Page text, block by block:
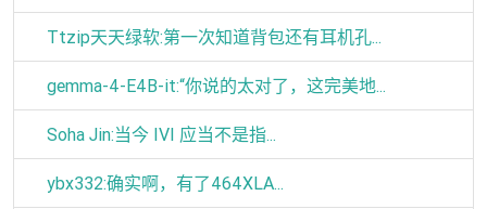
Ttzip天天绿软:第一次知道背包还有耳机孔...
gemma-4-E4B-it:“你说的太对了，这完美地...
Soha Jin:当今 IVI 应当不是指...
ybx332:确实啊，有了464XLA...